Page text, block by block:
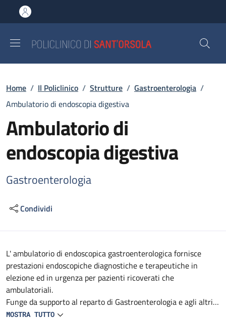
al contenuto principale
to footer content
Briciole di pane
Home / Il Policlinico / Strutture / Gastroenterologia /
Ambulatorio di endoscopia digestiva
Ambulatorio di
endoscopia digestiva
Gastroenterologia
Condividi
Descrizione
L' ambulatorio di endoscopica gastroenterologica fornisce
prestazioni endoscopiche diagnostiche e terapeutiche in
elezione ed in urgenza per pazienti ricoverati che
ambulatoriali.
Funge da supporto al reparto di Gastroenterologia e agli altri
reparti e DS del Policlinico (Medicine, Geriatrie, Oncologie,
MOSTRA TUTTO